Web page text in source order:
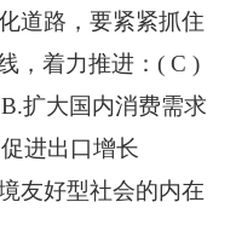
路，要紧紧抓住
，着力推进：( C )
大国内消费需求
进出口增长
好型社会的内在